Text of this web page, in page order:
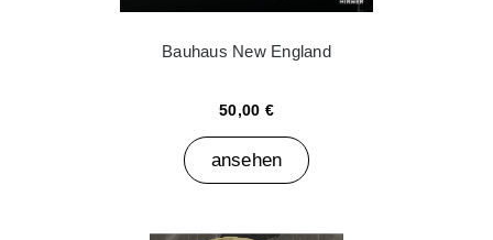
Bauhaus New England
50,00 €
ansehen